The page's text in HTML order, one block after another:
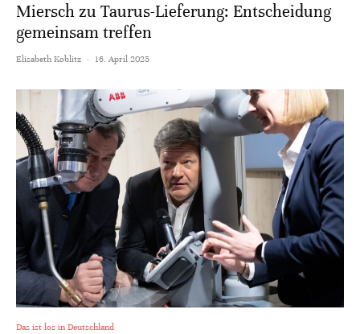
Miersch zu Taurus-Lieferung: Entscheidung
gemeinsam treffen
Elisabeth Koblitz · 16. April 2025
Das ist los in Deutschland